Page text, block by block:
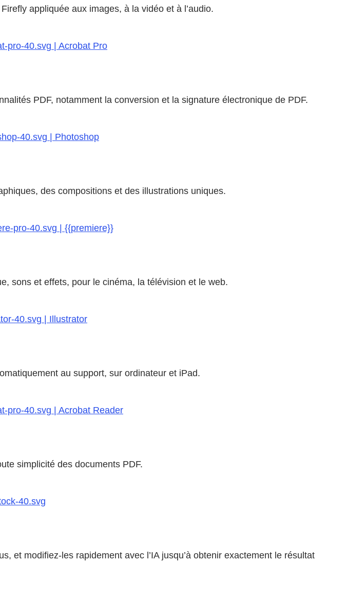
appliquée aux images, à la vidéo et à l’audio.
pro-40.svg | Acrobat Pro
PDF, notamment la conversion et la signature électronique de PDF.
40.svg | Photoshop
des compositions et des illustrations uniques.
pro-40.svg | {{premiere}}
sons et effets, pour le cinéma, la télévision et le web.
40.svg | Illustrator
au support, sur ordinateur et iPad.
pro-40.svg | Acrobat Reader
simplicité des documents PDF.
40.svg
et modifiez-les rapidement avec l’IA jusqu’à obtenir exactement le résultat